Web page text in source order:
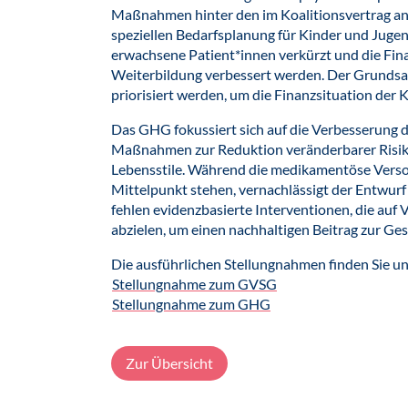
Maßnahmen hinter den im Koalitionsvertrag
speziellen Bedarfsplanung für Kinder und
erwachsene Patient*innen verkürzt und die
Weiterbildung verbessert werden. Der
priorisiert werden, um die Finanzsituation der
Das GHG fokussiert sich auf die
Maßnahmen zur Reduktion veränderbarer
Lebensstile. Während die medikamentöse
Mittelpunkt stehen, vernachlässigt der
fehlen evidenzbasierte Interventionen, die
abzielen, um einen nachhaltigen Beitrag zur
Die ausführlichen Stellungnahmen finden Sie
Stellungnahme zum GVSG
Stellungnahme zum GHG
Zur Übersicht